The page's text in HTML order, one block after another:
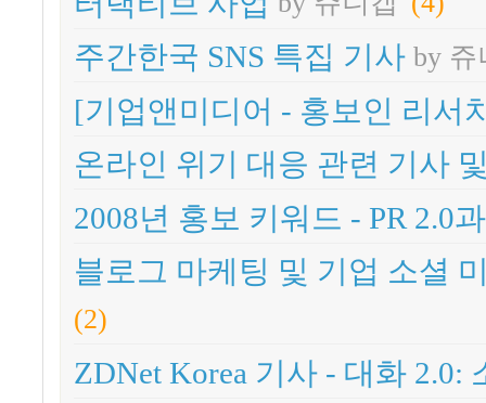
주간한국 SNS 특집 기사 by 쥬
[기업앤미디어 - 홍보인 리서
온라인 위기 대응 관련 기사
2008년 홍보 키워드 - PR 2.0
블로그 마케팅 및 기업 소셜
(2)
ZDNet Korea 기사 - 대화 2.0: